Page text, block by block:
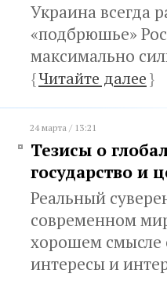
Украина всегда
«подбрюшье»
максимально
{Читайте далее}
24 марта / 13:21
Тезисы о
государство и
Реальный
современном
хорошем смысле
интересы и